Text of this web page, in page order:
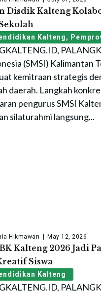
Disdik Kalteng
Kalteng,
(SMSI) Kalimantan
kemitraan strategis
daerah. Langkah
pengurus SMSI
silaturahmi langsung...
Hikmawan May 12, 2026
Kalteng 2026 Jadi
Siswa
Kalteng